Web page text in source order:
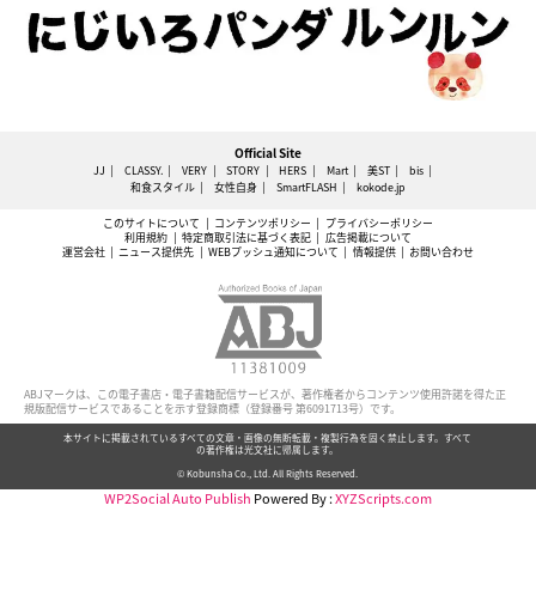
Official Site
JJ CLASSY. VERY STORY HERS Mart 美ST
bis
和食スタイル
女性自身 SmartFLASH kokode.jp
このサイトについて コンテンツポリシー
プライバシーポリシー
利用規約
特定商取引法に基づく表記
広告掲載について
運営会社
ニュース提供先 WEBプッシュ通知について 情報提供 お問い合わせ
ABJマークは、この電子書店・電子書籍配信サービスが、著作権者からコンテンツ使用許諾を得た正
規版配信サービスであることを示す登録商標（登録番号 第6091713号）です。
本サイトに掲載されているすべての文章・画像の無断転載・複製行為を固く禁止します。すべて
の著作権は光文社に帰属します。
© Kobunsha Co., Ltd. All Rights Reserved.
WP2Social Auto Publish Powered By :XYZScripts.com